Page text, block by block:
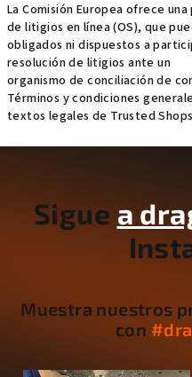
La Comisión Europea ofrece
de litigios en línea (OS), que
obligados ni dispuestos a
resolución de litigios ante un
organismo de conciliación de
Términos y condiciones
textos legales de Trusted
Sigue a
Muestra nuestros
con